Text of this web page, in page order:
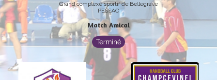
Grand complexe sportif de Bellegrave
PESSAC
Match Amical
Terminé